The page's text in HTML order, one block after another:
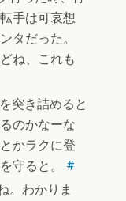
手は可哀想
タだった。
ね、これも
突き詰めると
のかなーな
かラクに登
守ると。 #
。わかりま